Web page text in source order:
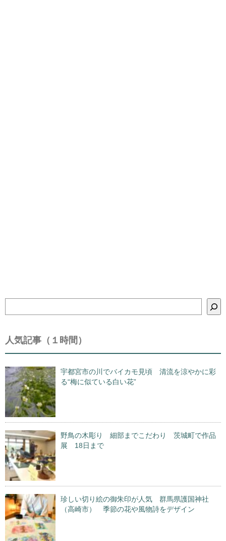
索
人気記事（１時間）
宇都宮市の川でバイカモ見頃 清流を涼やかに彩
る“梅に似ている白い花”
野鳥の木彫り 細部までこだわり 茨城町で作品
展 18日まで
珍しい切り絵の御朱印が人気 群馬県護国神社
（高崎市） 季節の花や風物詩をデザイン